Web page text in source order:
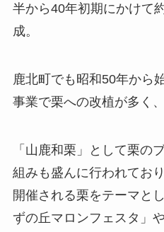
半から40年初期にかけて
成。
鹿北町でも昭和50年から
事業で栗への改植が多く
「山鹿和栗」として栗の
組みも盛んに行われてお
開催される栗をテーマと
ずの丘マロンフェスタ」